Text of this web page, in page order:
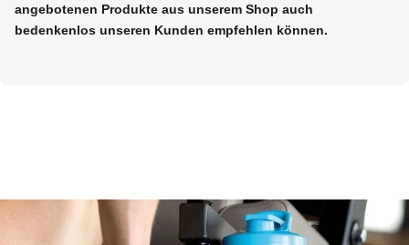
angebotenen Produkte aus unserem Shop auch
bedenkenlos unseren Kunden empfehlen können.